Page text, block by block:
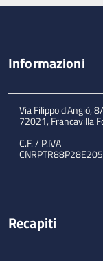
Informazioni
Via Filippo d'Angiò,
72021, Francavilla
C.F. / P.IVA
Recapiti